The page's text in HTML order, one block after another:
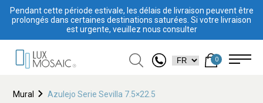
Pendant cette période estivale, les délais de livraison peuvent être
prolongés dans certaines destinations saturées. Si votre livraison
est urgente, veuillez nous consulter
0
Mural Azulejo Serie Sevilla 7.5×22.5